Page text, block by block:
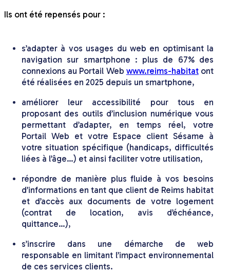
Ils ont été repensés pour :
s’adapter à vos usages du web en optimisant la
navigation sur smartphone : plus de 67% des
connexions au Portail Web www.reims-habitatont
été réalisées en 2025 depuis un smartphone,
améliorer leur accessibilité pour tous en
proposant des outils d’inclusion numérique vous
permettant d’adapter, en temps réel, votre
Portail Web et votre Espace client Sésame à
votre situation spécifique (handicaps, difficultés
liées à l’âge…) et ainsi faciliter votre utilisation,
répondre de manière plus fluide à vos besoins
d’informations en tant que client de Reims habitat
et d’accès aux documents de votre logement
(contrat de location, avis d’échéance,
quittance…),
s’inscrire dans une démarche de web
responsable en limitant l’impact environnemental
de ces services clients.